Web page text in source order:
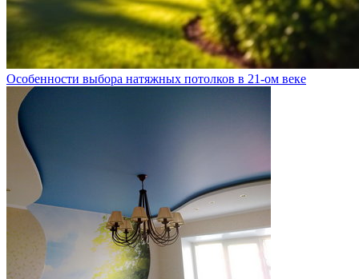
Особенности выбора натяжных потолков в 21-ом веке